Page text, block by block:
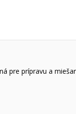
pre prípravu a